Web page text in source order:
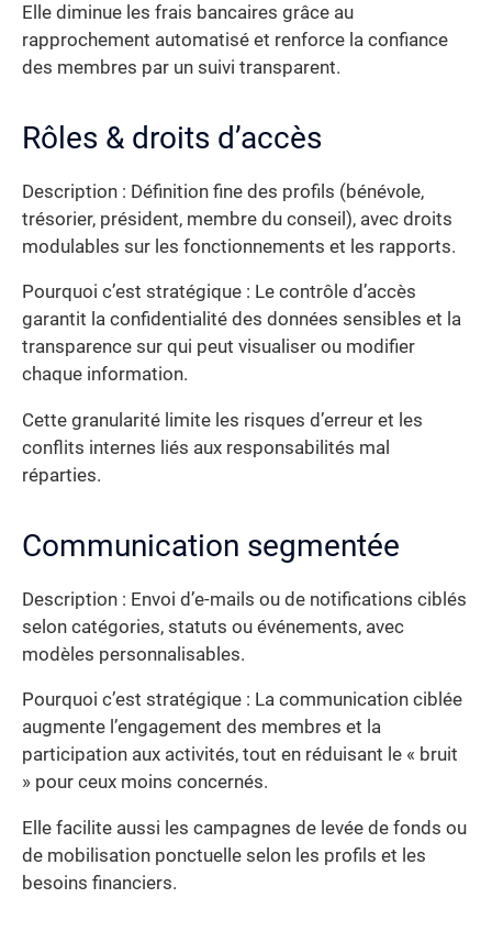
Elle diminue les frais bancaires grâce au
rapprochement automatisé et renforce la confiance
des membres par un suivi transparent.
Rôles & droits d’accès
Description : Définition fine des profils (bénévole,
trésorier, président, membre du conseil), avec droits
modulables sur les fonctionnements et les rapports.
Pourquoi c’est stratégique : Le contrôle d’accès
garantit la confidentialité des données sensibles et la
transparence sur qui peut visualiser ou modifier
chaque information.
Cette granularité limite les risques d’erreur et les
conflits internes liés aux responsabilités mal
réparties.
Communication segmentée
Description : Envoi d’e-mails ou de notifications ciblés
selon catégories, statuts ou événements, avec
modèles personnalisables.
Pourquoi c’est stratégique : La communication ciblée
augmente l’engagement des membres et la
participation aux activités, tout en réduisant le « bruit
» pour ceux moins concernés.
Elle facilite aussi les campagnes de levée de fonds ou
de mobilisation ponctuelle selon les profils et les
besoins financiers.